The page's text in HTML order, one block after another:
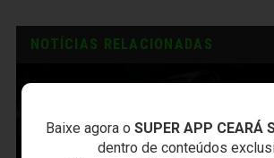
Baixe agora o SUPER APP CEARÁ
dentro de conteúdos
NOTÍCIAS RELACIONADAS